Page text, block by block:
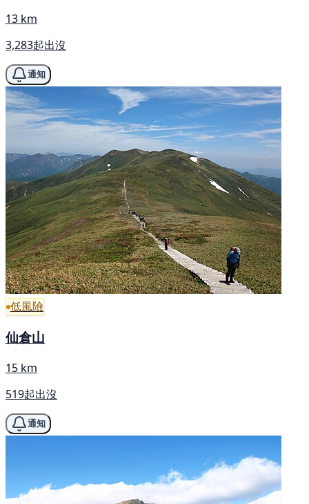
13 km
3,283起出沒
通知
低風險
仙倉山
15 km
519起出沒
通知